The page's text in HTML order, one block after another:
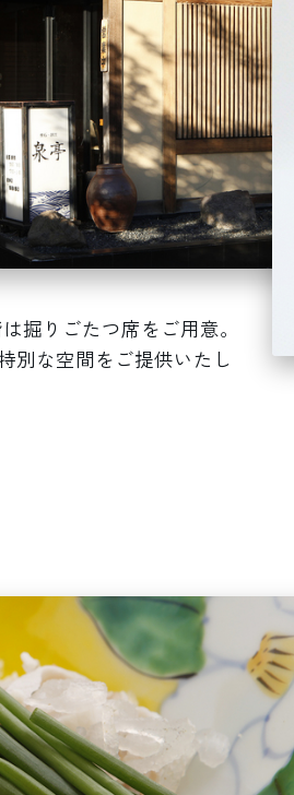
掘りごたつ席をご用意。
別な空間をご提供いたし